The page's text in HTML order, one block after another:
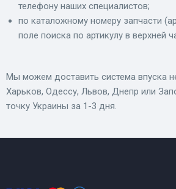
телефону наших специалистов;
по каталожному номеру запчасти
поле поиска по артикулу в верхней
Мы можем доставить система впуска
Харьков, Одессу, Львов, Днепр или
точку Украины за 1-3 дня.